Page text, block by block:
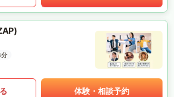
分
体験・相談予約